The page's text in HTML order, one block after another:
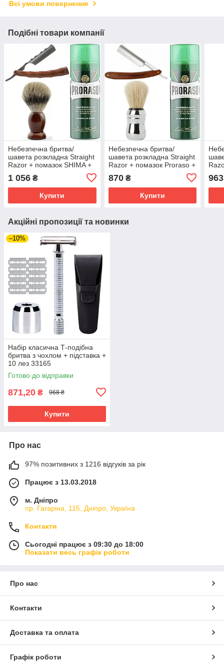
Всі умови повернення
Подібні товари компанії
Небезпечна бритва/
шавета розкладна Straight
Razor + помазок SHIMA +
піна для гоління Proraso
тонізуюча евкаліпт і
ментол
1 056 ₴
Купити
Небезпечна бритва/
шавета розкладна Straight
Razor + помазок Proraso +
піна для гоління Proraso
тонізуюча з евкаліптом і
ментолом
870₴
Купити
963
Акційні пропозиції та новинки
–10%
Набір класична Т-подібна
бритва з чохлом + підставка +
10 лез 33165
Готово до відправки
871,20 ₴ 968 ₴
Купити
Про нас
97% позитивних з 1216 відгуків за рік
Працює з 13.03.2018
м. Дніпро
пр. Гагаріна, 115, Дніпро, Україна
Контакти
Сьогодні працює з 09:30 до 18:00
Показати весь графік роботи
Про нас
Контакти
Доставка та оплата
Графік роботи